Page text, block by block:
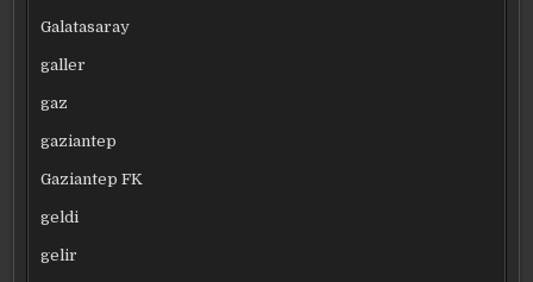
Galatasaray
galler
gaz
gaziantep
Gaziantep FK
geldi
gelir